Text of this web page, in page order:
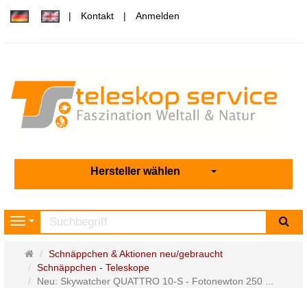
Kontakt Anmelden
Hersteller wählen
Navigation
Startseite
Schnäppchen & Aktionen neu/gebraucht
Schnäppchen - Teleskope
Neu: Skywatcher QUATTRO 10-S - Fotonewton 250 ...